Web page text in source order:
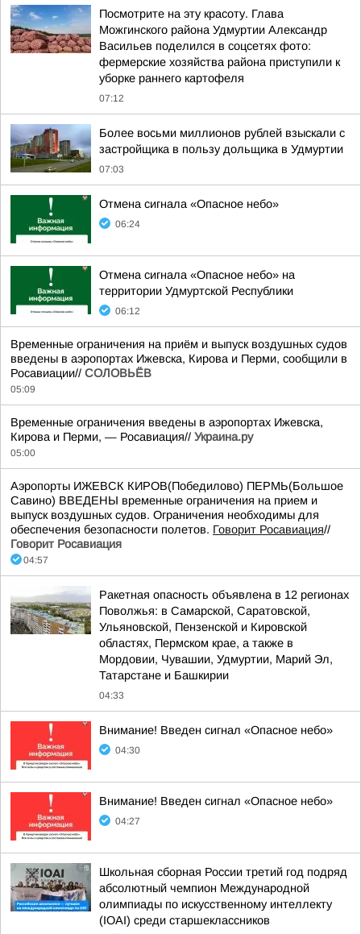
Посмотрите на эту красоту. Глава
Можгинского района Удмуртии Александр
Васильев поделился в соцсетях фото:
фермерские хозяйства района приступили к
уборке раннего картофеля
07:12
Более восьми миллионов рублей взыскали с
застройщика в пользу дольщика в Удмуртии
07:03
Отмена сигнала «Опасное небо»
06:24
Отмена сигнала «Опасное небо» на
территории Удмуртской Республики
06:12
Временные ограничения на приём и выпуск воздушных судов
введены в аэропортах Ижевска, Кирова и Перми, сообщили в
Росавиации// СОЛОВЬЁВ
05:09
Временные ограничения введены в аэропортах Ижевска,
Кирова и Перми, — Росавиация// Украина.ру
05:00
Аэропорты ИЖЕВСК КИРОВ(Победилово) ПЕРМЬ(Большое
Савино) ВВЕДЕНЫ временные ограничения на прием и
выпуск воздушных судов. Ограничения необходимы для
обеспечения безопасности полетов. Говорит Росавиация//
Говорит Росавиация
04:57
Ракетная опасность объявлена в 12 регионах
Поволжья: в Самарской, Саратовской,
Ульяновской, Пензенской и Кировской
областях, Пермском крае, а также в
Мордовии, Чувашии, Удмуртии, Марий Эл,
Татарстане и Башкирии
04:33
Внимание! Введен сигнал «Опасное небо»
04:30
Внимание! Введен сигнал «Опасное небо»
04:27
Школьная сборная России третий год подряд
абсолютный чемпион Международной
олимпиады по искусственному интеллекту
(IOAI) среди старшеклассников